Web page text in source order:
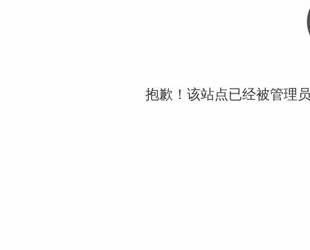
抱歉！该站点已经被管理